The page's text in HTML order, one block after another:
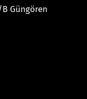
B Güngören